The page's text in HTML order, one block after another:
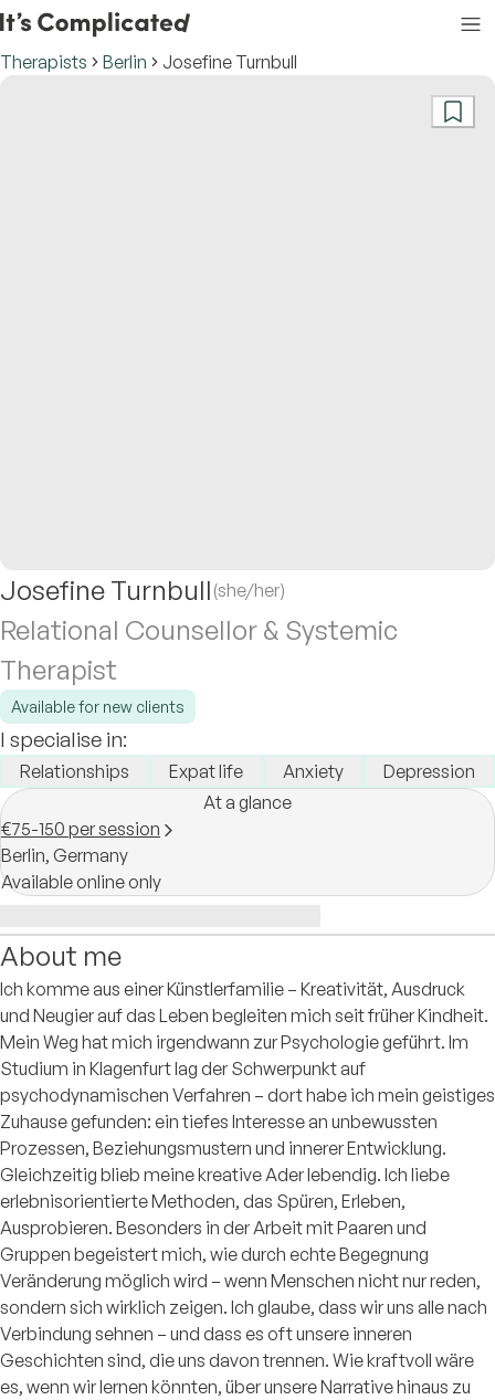
Therapists Berlin Josefine Turnbull
Josefine Turnbull (she/her)
Relational Counsellor & Systemic
Therapist
Available for new clients
I specialise in:
Relationships Expat life Anxiety
Depression
At a glance
€75-150 per session
Berlin, Germany
Available online only
About me
​Ich komme aus einer Künstlerfamilie – Kreativität, Ausdruck
und Neugier auf das Leben begleiten mich seit früher Kindheit.
Mein Weg hat mich irgendwann zur Psychologie geführt. Im
Studium in Klagenfurt lag der Schwerpunkt auf
psychodynamischen Verfahren – dort habe ich mein geistiges
Zuhause gefunden: ein tiefes Interesse an unbewussten
Prozessen, Beziehungsmustern und innerer Entwicklung.
Gleichzeitig blieb meine kreative Ader lebendig. Ich liebe
erlebnisorientierte Methoden, das Spüren, Erleben,
Ausprobieren. Besonders in der Arbeit mit Paaren und
Gruppen begeistert mich, wie durch echte Begegnung
Veränderung möglich wird – wenn Menschen nicht nur reden,
sondern sich wirklich zeigen. Ich glaube, dass wir uns alle nach
Verbindung sehnen – und dass es oft unsere inneren
Geschichten sind, die uns davon trennen. Wie kraftvoll wäre
es, wenn wir lernen könnten, über unsere Narrative hinaus zu